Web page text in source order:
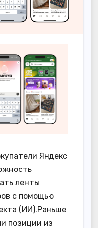
Яндекс
ленты
с помощью
(ИИ).Раньше
позиции из